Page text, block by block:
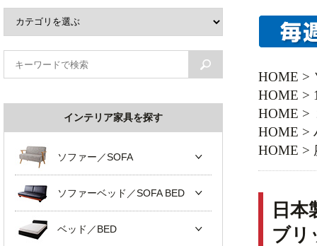
HOME >
HOME >
HOME >
HOME >
HOME >
日
ブリ
インテリア家具を探す
ソファー／SOFA
ソファーベッド／SOFA BED
ベッド／BED